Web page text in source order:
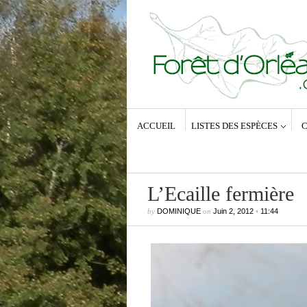
Commentaires récents
ACCUEIL LISTES DES ESPÈCES
L’Ecaille fermière
by DOMINIQUEon Juin 2, 2012• 11:44